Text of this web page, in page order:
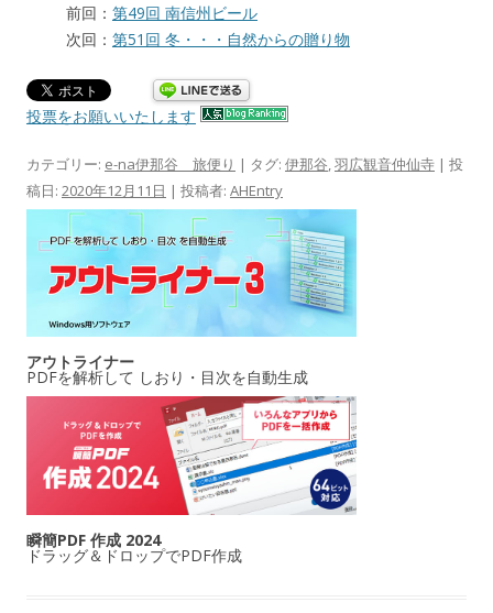
前回： 第49回 南信州ビール
次回： 第51回 冬・・・自然からの贈り物
投票をお願いいたします
カテゴリー: e-na伊那谷 旅便り | タグ: 伊那谷 羽広観音仲仙寺 | 投
稿日: 2020年12月11日 | 投稿者: AHEntry
アウトライナー
PDFを解析して しおり・目次を自動生成
瞬簡PDF 作成 2024
ドラッグ＆ドロップでPDF作成